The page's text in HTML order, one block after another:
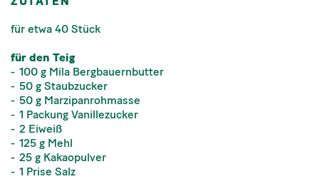
für etwa 40 Stück
für den Teig
100 g Mila Bergbauernbutter
50 g Staubzucker
50 g Marzipanrohmasse
1 Packung Vanillezucker
2 Eiweiß
125 g Mehl
25 g Kakaopulver
1 Prise Salz